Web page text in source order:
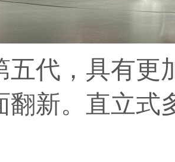
五代，具有更
翻新。直立式